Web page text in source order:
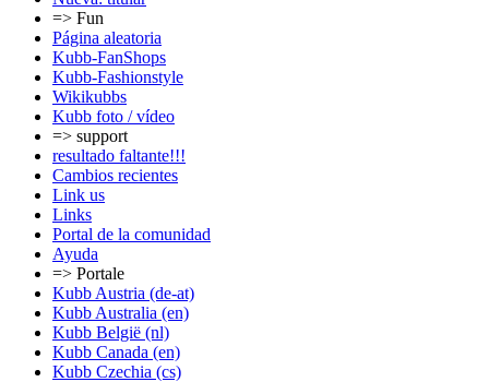
=> Fun
Página aleatoria
Kubb-FanShops
Kubb-Fashionstyle
Wikikubbs
Kubb foto / vídeo
=> support
resultado faltante!!!
Cambios recientes
Link us
Links
Portal de la comunidad
Ayuda
=> Portale
Kubb Austria (de-at)
Kubb Australia (en)
Kubb België (nl)
Kubb Canada (en)
Kubb Czechia (cs)